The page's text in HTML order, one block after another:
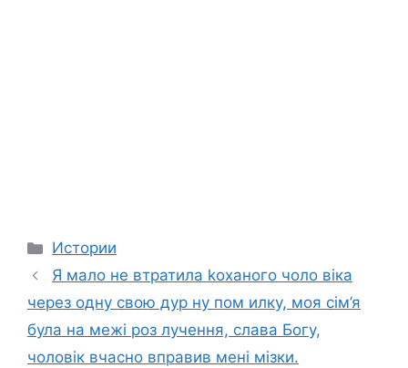
Categories
Истории
Я мало не втратила kоханого чоло віка
через одну свою дур ну пом илку, моя сім’я
була на межі роз лучення, слава Богу,
чоловік вчасно вправив мені мізки.